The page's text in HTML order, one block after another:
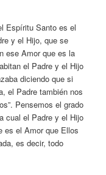
Espíritu Santo es el
y el Hijo, que se
ese Amor que es la
el Padre y el Hijo
diciendo que si
el Padre también nos
Pensemos el grado
cual el Padre y el Hijo
es el Amor que Ellos
es decir, todo